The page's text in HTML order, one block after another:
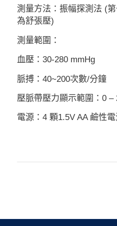
測量方法：振幅探測法 (
為舒張壓)
測量範圍：
血壓：30-280 mmHg
脈搏：40~200次數/分鐘
壓脈帶壓力顯示範圍：0 –
電源：4 顆1.5V AA 鹼性